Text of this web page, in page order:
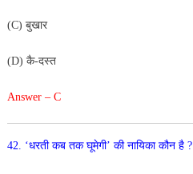
(C) बुखार
(D) कै-दस्त
Answer – C
42. ‘धरती कब तक घूमेगी’ की नायिका कौन है ?